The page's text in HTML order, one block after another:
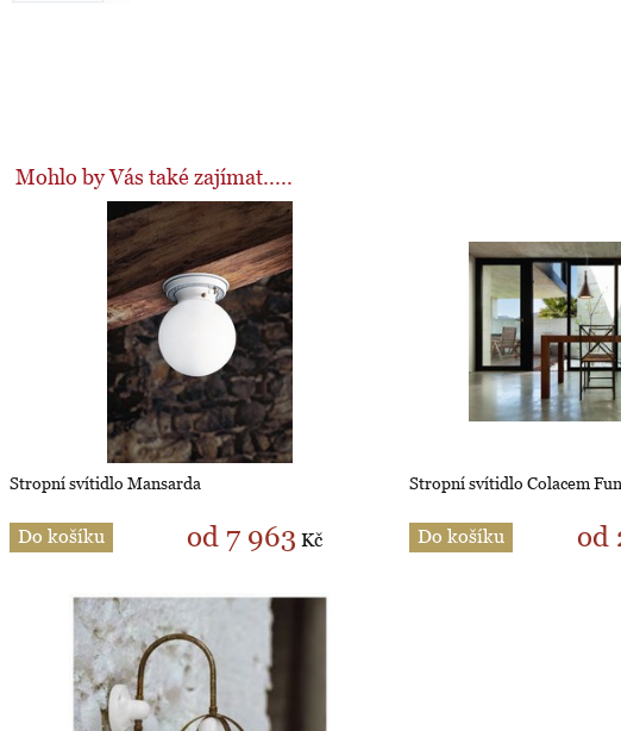
Mohlo by Vás také zajímat.....
Stropní svítidlo Mansarda
Do košíku od 7 963 Kč
Stropní svítidlo Colacem
Do košíku od